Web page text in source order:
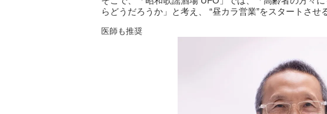
らどうだろうか」と考え、 “昼カラ営業”をスタートさせ
医師も推奨